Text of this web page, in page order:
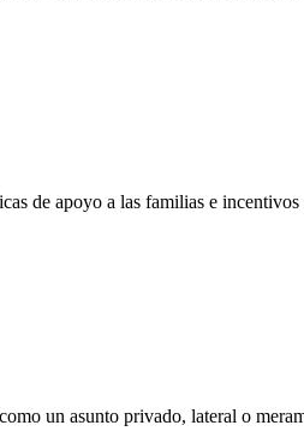
de apoyo a las familias e incentivos
un asunto privado, lateral o